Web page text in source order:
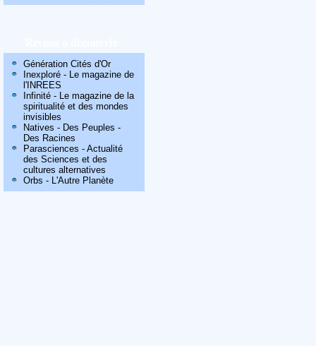
Génération Cités d'Or
Inexploré - Le magazine de
l'INREES
Infinité - Le magazine de la
spiritualité et des mondes
invisibles
Natives - Des Peuples -
Des Racines
Parasciences - Actualité
des Sciences et des
cultures alternatives
Orbs - L'Autre Planète